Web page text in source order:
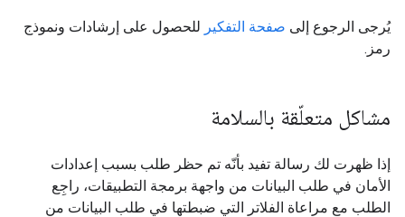
يُرجى الرجوع إلى صفحة التفكير للحصول على إرشادات ونموذج
رمز.
مشاكل متعلّقة بالسلامة
إذا ظهرت لك رسالة تفيد بأنّه تم حظر طلب بسبب إعدادات
الأمان في طلب البيانات من واجهة برمجة التطبيقات، راجِع
الطلب مع مراعاة الفلاتر التي ضبطتها في طلب البيانات من